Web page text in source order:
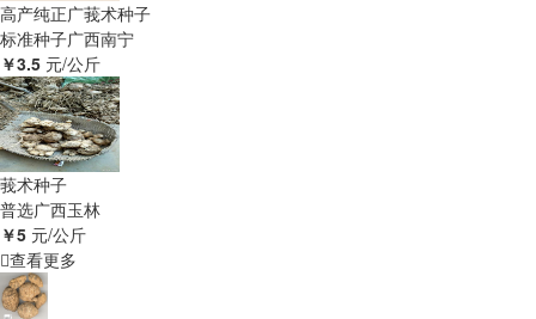
高产纯正广莪术种子
标准种子广西南宁
￥3.5 元/公斤
莪术种子
普选广西玉林
￥5 元/公斤
查看更多